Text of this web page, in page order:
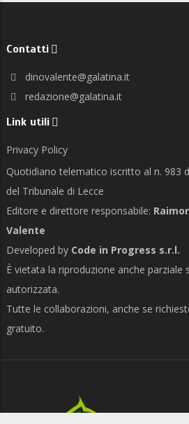
Contatti
dinovalente@galatina.it
redazione@galatina.it
Link utili
Privacy Policy
Quotidiano telematico iscritto al n. 983
del Tribunale di Lecce
Editore e direttore responsabile:
Valente
Developed by Code in Progress s.r.l.
È vietata la riproduzione anche parziale
autorizzata.
Tutte le collaborazioni, anche se
gratuito.